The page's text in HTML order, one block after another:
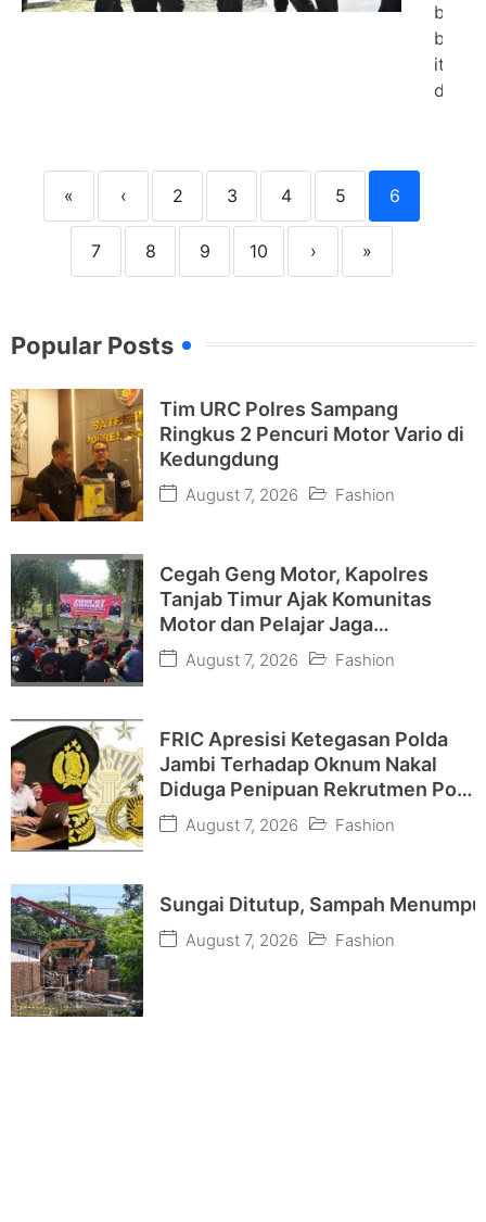
itulah
« ‹ 2 3 4 5 6
7 8 9 10 › »
Popular Posts
Tim URC Polres Sampang
Ringkus 2 Pencuri Motor Vario di
Kedungdung
August 7, 2026 Fashion
Cegah Geng Motor, Kapolres
Tanjab Timur Ajak Komunitas
Motor dan Pelajar Jaga
Kamtibmas
August 7, 2026 Fashion
FRIC Apresisi Ketegasan Polda
Jambi Terhadap Oknum Nakal
Diduga Penipuan Rekrutmen Polri
“Jangan Nodai BETAH dan
Terulang Kembali”
August 7, 2026 Fashion
Sungai Ditutup, Sampah
August 7, 2026 Fashion